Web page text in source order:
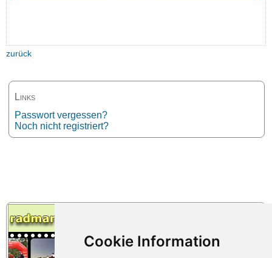
Links
Passwort vergessen?
Noch nicht registriert?
zurück